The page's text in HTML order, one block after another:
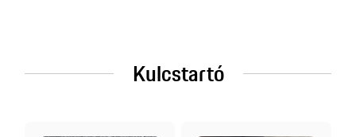
Kulcstartó